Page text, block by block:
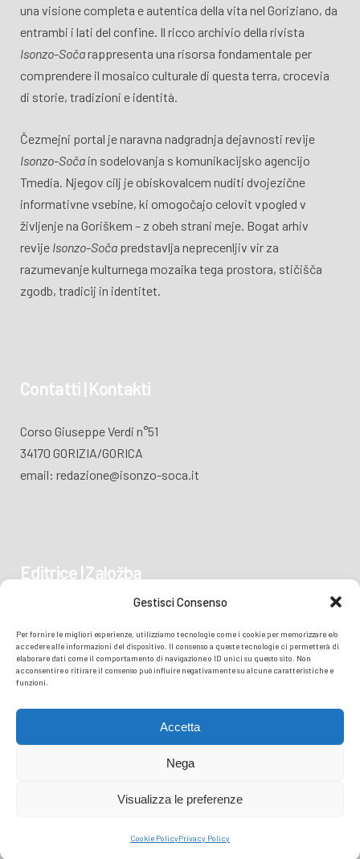
Gestisci Consenso
Per fornire le migliori esperienze, utilizziamo tecnologie come i cookie per memorizzare e/o
accedere alle informazioni del dispositivo. Il consenso a queste tecnologie ci permetterà di
elaborare dati come il comportamento di navigazione o ID unici su questo sito. Non
acconsentire o ritirare il consenso può influire negativamente su alcune caratteristiche e
funzioni.
Accetta
Nega
Visualizza le preferenze
Cookie PolicyPrivacy Policy
una visione completa e autentica della vita nel Goriziano, da
entrambi i lati del confine. Il ricco archivio della rivista
Isonzo-Sočarappresenta una risorsa fondamentale per
comprendere il mosaico culturale di questa terra, crocevia
di storie, tradizioni e identità.
Čezmejni portal je naravna nadgradnja dejavnosti revije
Isonzo-Soča in sodelovanja s komunikacijsko agencijo
Tmedia. Njegov cilj je obiskovalcem nuditi dvojezične
informativne vsebine, ki omogočajo celovit vpogled v
življenje na Goriškem – z obeh strani meje. Bogat arhiv
revije Isonzo-Soča predstavlja neprecenljiv vir za
razumevanje kulturnega mozaika tega prostora, stičišča
zgodb, tradicij in identitet.
Contatti | Kontakti
Corso Giuseppe Verdi n°51
34170 GORIZIA/GORICA
email: redazione@isonzo-soca.it
Editrice | Založba
34170 GORIZIA/GORICA
COOKIE POLICY| PERFORMED BY TMEDIA.IT